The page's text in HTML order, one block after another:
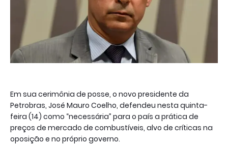
Em sua cerimônia de posse, o novo presidente da
Petrobras, José Mauro Coelho, defendeu nesta quinta-
feira (14) como “necessária” para o país a prática de
preços de mercado de combustíveis, alvo de críticas na
oposição e no próprio governo.